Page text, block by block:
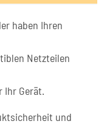
haben Ihren
Netzteilen
Ihr Gerät.
und